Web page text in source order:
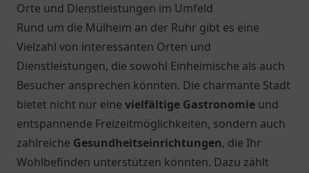
Orte und Dienstleistungen im Umfeld
Rund um die Mülheim an der Ruhr gibt es eine
Vielzahl von interessanten Orten und
Dienstleistungen, die sowohl Einheimische als auch
Besucher ansprechen könnten. Die charmante Stadt
bietet nicht nur eine vielfältige Gastronomie und
entspannende Freizeitmöglichkeiten, sondern auch
zahlreiche Gesundheitseinrichtungen, die Ihr
Wohlbefinden unterstützen könnten. Dazu zählt